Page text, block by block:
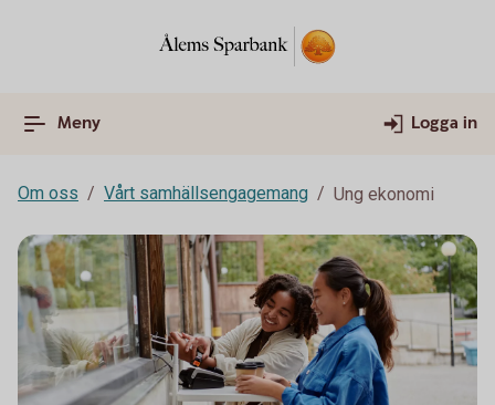
Meny Logga in
Om oss Vårt samhällsengagemang Ung ekonomi